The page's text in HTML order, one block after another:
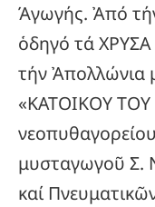
Άγωγής. Ἀπό
ὁδηγό τά
τήν Ἀπολλώνια
«ΚΑΤΟΙΚΟΥ
μυσταγωγοῦ Σ.
καί